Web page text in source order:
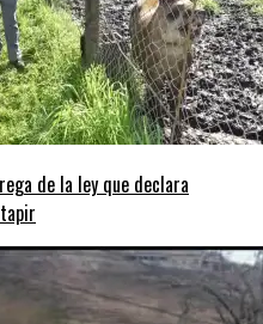
de la ley que declara